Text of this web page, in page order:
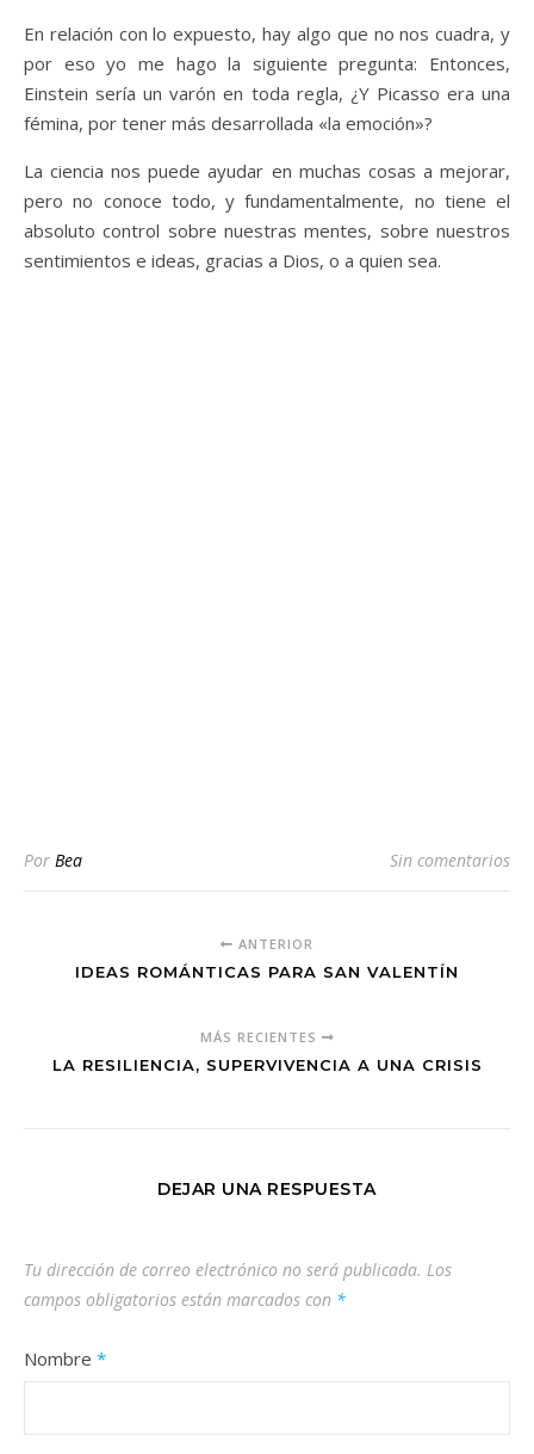
En relación con lo expuesto, hay algo que no nos cuadra, y
por eso yo me hago la siguiente pregunta: Entonces,
Einstein sería un varón en toda regla, ¿Y Picasso era una
fémina, por tener más desarrollada «la emoción»?
La ciencia nos puede ayudar en muchas cosas a mejorar,
pero no conoce todo, y fundamentalmente, no tiene el
absoluto control sobre nuestras mentes, sobre nuestros
sentimientos e ideas, gracias a Dios, o a quien sea.
Por Bea Sin comentarios
ANTERIOR
IDEAS ROMÁNTICAS PARA SAN VALENTÍN
MÁS RECIENTES
LA RESILIENCIA, SUPERVIVENCIA A UNA CRISIS
DEJAR UNA RESPUESTA
Tu dirección de correo electrónico no será publicada. Los
campos obligatorios están marcados con *
Nombre *